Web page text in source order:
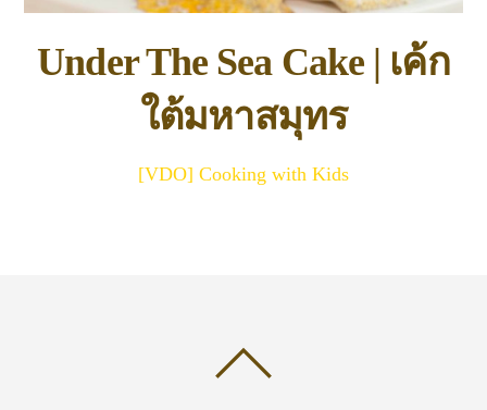
Under The Sea Cake | เค้ก
ใต้มหาสมุทร
[VDO] Cooking with Kids